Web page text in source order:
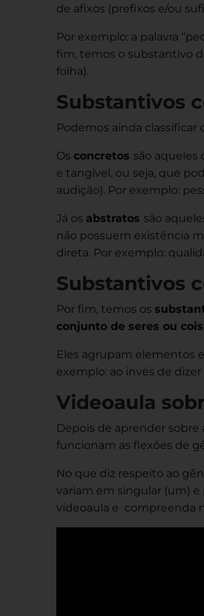
de afixos (prefixos e/ou
Por exemplo: a palavra
fim, temos o substantivo
folha).
Substantivos
Podemos ainda
Os concretos são
e tangível, ou seja, que
audição). Por exemplo:
Já os abstratos são
não possuem existência
direta. Por exemplo:
Substantivos
Por fim, temos os
conjunto de seres ou
Eles agrupam elementos
exemplo: ao invés de
Videoaula
Depois de aprender sobre
funcionam as flexões de
No que diz respeito ao
variam em singular (um) e
videoaula e compreenda